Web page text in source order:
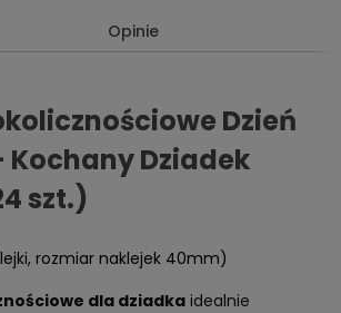
Opinie
Dzień
Kochany Dziadek
szt.)
rozmiar naklejek 40mm)
dla dziadka idealnie